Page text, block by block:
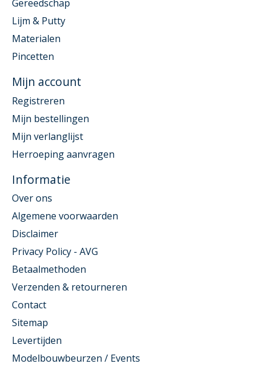
Gereedschap
Lijm & Putty
Materialen
Pincetten
Mijn account
Registreren
Mijn bestellingen
Mijn verlanglijst
Herroeping aanvragen
Informatie
Over ons
Algemene voorwaarden
Disclaimer
Privacy Policy - AVG
Betaalmethoden
Verzenden & retourneren
Contact
Sitemap
Levertijden
Modelbouwbeurzen / Events